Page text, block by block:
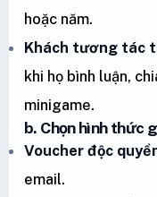
hoặc năm.
Khách tương tác
khi họ bình luận,
minigame.
b. Chọn hình thức
Voucher độc
email.